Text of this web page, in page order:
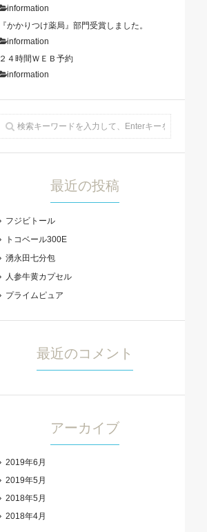
information
『かかりつけ薬局』部門受賞しました。
information
２４時間ＷＥＢ予約
information
最近の投稿
フジビトール
トコベール300E
湧永田七分包
人参牛黄カプセル
プライムピュア
最近のコメント
アーカイブ
2019年6月
2019年5月
2018年5月
2018年4月